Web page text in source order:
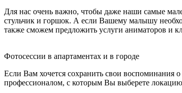
Для нас очень важно, чтобы даже наши самые
стульчик и горшок. А если Вашему малышу
также сможем предложить услуги аниматоров и
Фотосессии в апартаментах и в городе
Если Вам хочется сохранить свои воспоминания
профессионалом, с которым Вы выберете